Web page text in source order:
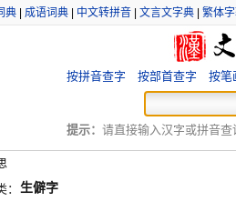
典| 成语词典| 中文转拼音| 文言文字典| 繁体
按拼音查字 按部首查字 按笔
提示： 请直接输入汉字或拼音查
： 生僻字